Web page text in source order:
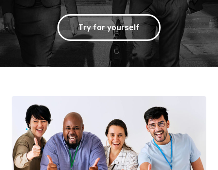
Try for yourself